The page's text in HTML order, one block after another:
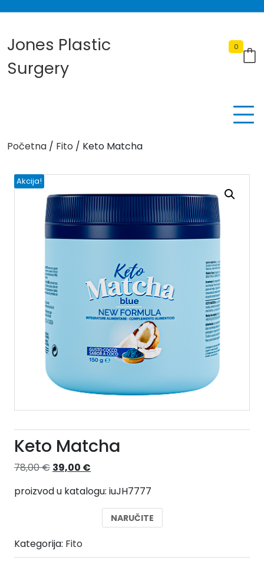
Jones Plastic
Surgery
0
Početna / Fito / Keto Matcha
Akcija!
Keto Matcha
78,00€ Izvorna
bila
39,00 €
je:
39,00 €.
proizvod u katalogu: iuJH7777
NARUČITE
Kategorija: Fito